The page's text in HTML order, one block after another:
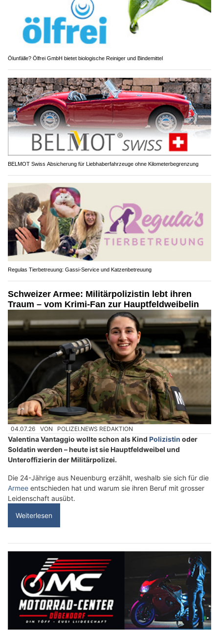
Ölunfälle? Ölfrei GmbH bietet biologische Reiniger und Bindemittel
BELMOT Swiss Absicherung für Liebhaberfahrzeuge ohne Kilometerbegrenzung
Regulas Tierbetreuung: Gassi-Service und Katzenbetreuung
Schweizer Armee: Militärpolizistin lebt ihren
Traum – vom Krimi-Fan zur Hauptfeldweibelin
04.07.26 VON POLIZEI.NEWS REDAKTION
Valentina Vantaggio wollte schon als Kind Polizistin oder
Soldatin werden – heute ist sie Hauptfeldweibel und
Unteroffizierin der Militärpolizei.
Die 24-Jährige aus Neuenburg erzählt, weshalb sie sich für die
Armee entschieden hat und warum sie ihren Beruf mit grosser
Leidenschaft ausübt.
Weiterlesen